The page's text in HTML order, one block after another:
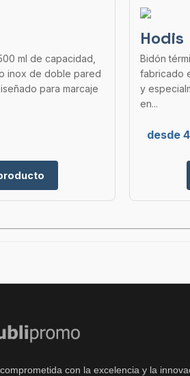
ml de capacidad,
inox de doble pared
para marcaje
Hodis
Bidón
fabricado
y
en...
desde
con la excelencia y la